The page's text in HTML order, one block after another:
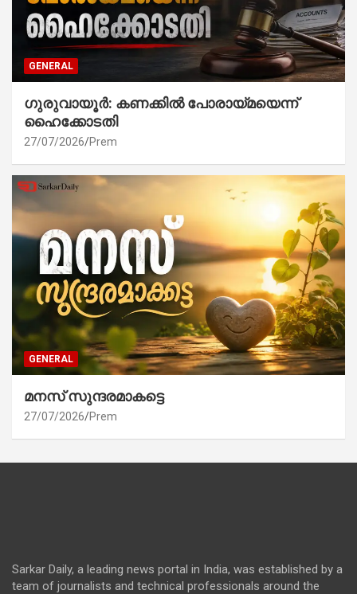
GENERAL
ഗുരുവായൂർ: കണക്കിൽ പോരായ്മയെന്ന്
ഹൈക്കോടതി
27/07/2026 Prem
GENERAL
മനസ് സുന്ദരമാകട്ടെ
27/07/2026 Prem
Sarkar Daily, a leading news portal in India, was established by a
team of journalists and technical professionals around the